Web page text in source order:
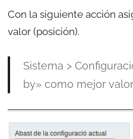
Con la siguiente acción
valor (posición).
Sistema >
by» como mejor